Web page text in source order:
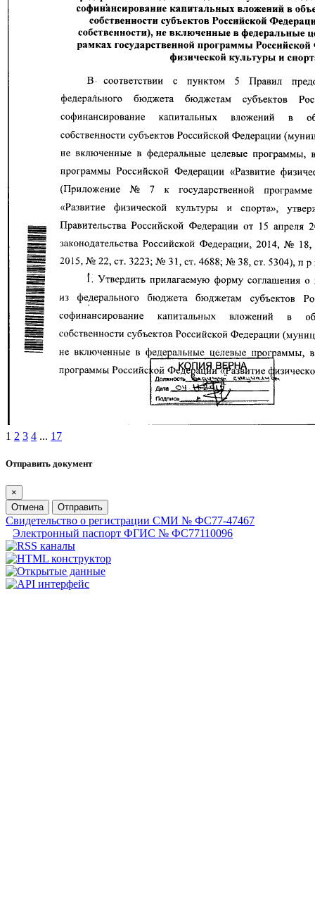
1 2 3 4 ... 17
Отправить документ
×
Отмена
Отправить
Свидетельство о регистрации СМИ № ФС77-47467
Электронный паспорт ФГИС № ФС77110096